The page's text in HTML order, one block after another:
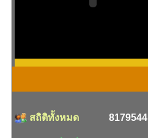
สถิติทั้งหมด 8179544